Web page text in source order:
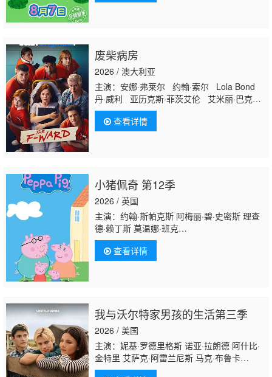
废柴病房
2026 / 澳大利亚
主演：安娜·弗莱尔 约翰·索尔 Lola Bond
丹·威利 亚历克斯·菲茨艾伦 艾米丽·巴克雷
Annie Boyle Rishab Kern
查看详情
小猪佩奇 第12季
2026 / 英国
主演：约翰·斯帕克斯 阿梅丽·碧·史密斯 理查
德·赖丁斯 莫温娜·班克
斯 Kira Monteith Alice May
查看详情
我与沃尔特家男孩的生活第三季
2026 / 美国
主演：妮基·罗德里格斯 诺亚·拉朗德 阿什比·
金特里 艾萨克·阿雷兰尼斯 马克·布鲁卡
斯 Sally Cacic 柯瑞·福格尔玛尼斯 Lennix